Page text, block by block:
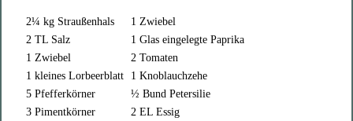
2¼ kg Straußenhals
1 Zwiebel
2 TL Salz
1 Glas eingelegte Paprika
1 Zwiebel
2 Tomaten
1 kleines Lorbeerblatt
1 Knoblauchzehe
5 Pfefferkörner
½ Bund Petersilie
3 Pimentkörner
2 EL Essig